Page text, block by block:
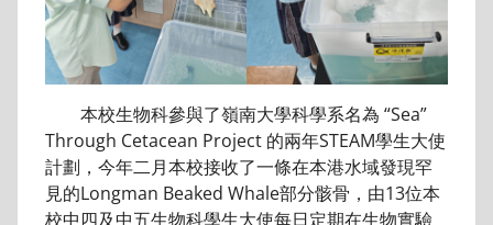
本校生物科參與了嶺南大學科學系名為 “Sea”
Through Cetacean Project 的兩年STEAM學生大使
計劃，今年二月本校接收了一條在本港水域發現罕
見的Longman Beaked Whale部分骸骨，由13位本
校中四及中五生物科學生大使每日定期在生物實驗